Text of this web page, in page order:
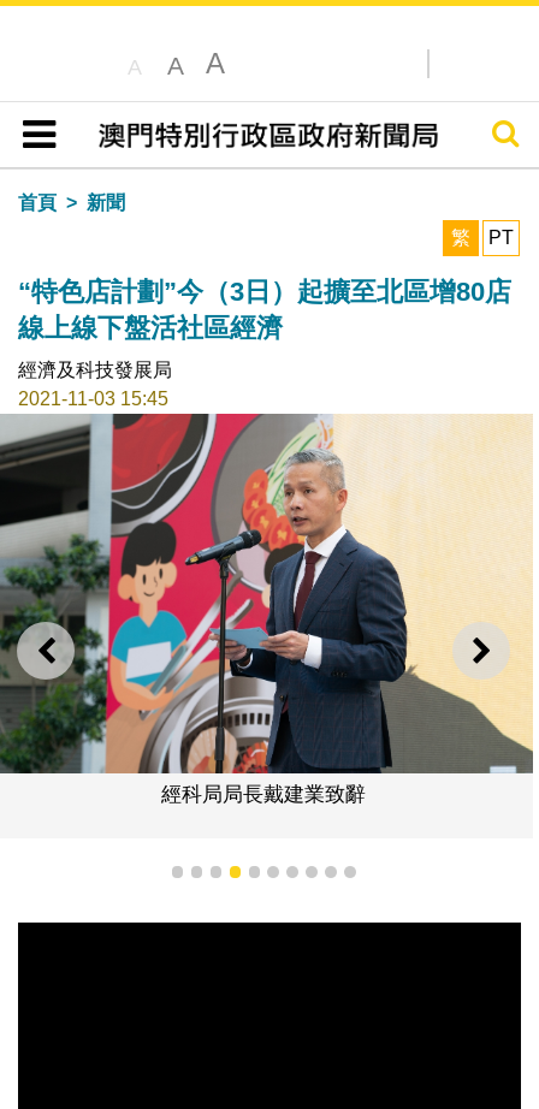
A A A
目錄
搜尋
首頁
新聞
繁
PT
“特色店計劃”今（3日）起擴至北區增80店
線上線下盤活社區經濟
經濟及科技發展局
2021-11-03 15:45
上一則 下一
經科局局長戴建業致辭
1 2 3 4 5 6 7 8 9 10